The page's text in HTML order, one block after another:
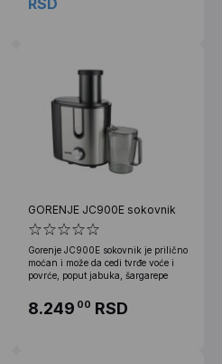
GORENJE JC900E sokovnik
Gorenje JC900E sokovnik je prilično
moćan i može da cedi tvrđe voće i
povrće, poput jabuka, šargarepe
8.249 00 RSD